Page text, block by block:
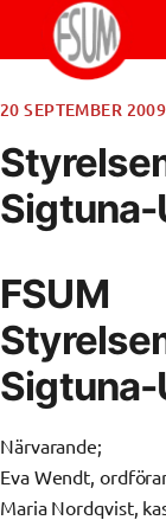
innehåll
20 SEPTEMBER 2009
FSUM
Närvarande;
Eva Wendt,
Maria Nordqvist,
Om FSUM
Vad är FSUM
Styrelsen
Aktuellt
För
Riktlinjer och
Stipendier
Årsmöte
Konferensen
Kontakt
UMSAM
Vad är